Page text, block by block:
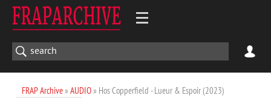
FRAP Archive» AUDIO» Hos Copperfield - Lueur & Espoir (2023)